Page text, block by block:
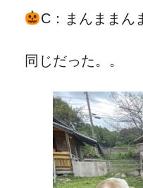
C：まんままん
同じだった。。